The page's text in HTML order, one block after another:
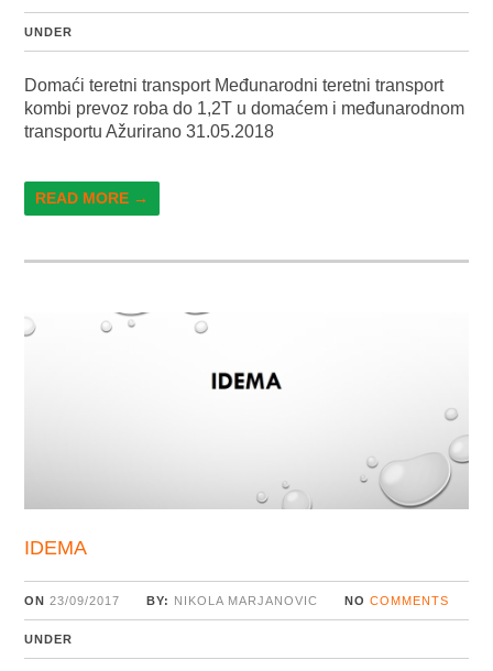
UNDER
Domaći teretni transport Međunarodni teretni transport
kombi prevoz roba do 1,2T u domaćem i međunarodnom
transportu Ažurirano 31.05.2018
READ MORE →
IDEMA
ON 23/09/2017 BY: NIKOLA MARJANOVIC NO COMMENTS
UNDER